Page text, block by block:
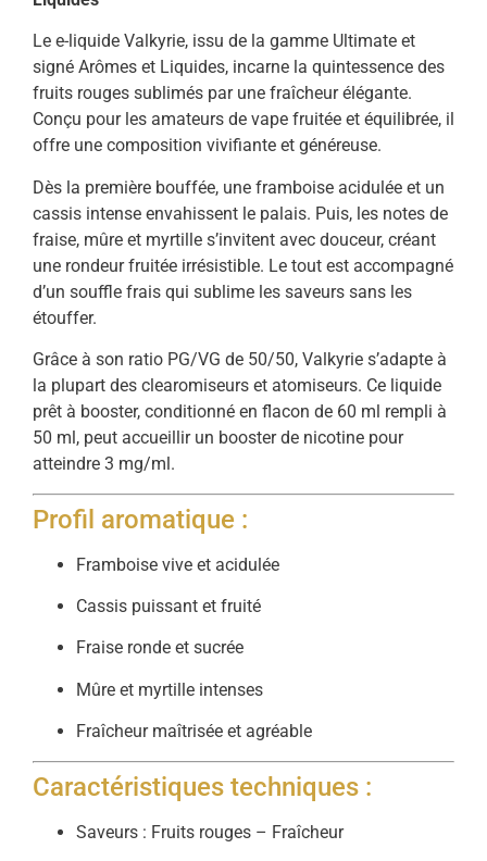
Le e-liquide Valkyrie, issu de la gamme Ultimate et
signé Arômes et Liquides, incarne la quintessence des
fruits rouges sublimés par une fraîcheur élégante.
Conçu pour les amateurs de vape fruitée et équilibrée, il
offre une composition vivifiante et généreuse.
Dès la première bouffée, une framboise acidulée et un
cassis intense envahissent le palais. Puis, les notes de
fraise, mûre et myrtille s’invitent avec douceur, créant
une rondeur fruitée irrésistible. Le tout est accompagné
d’un souffle frais qui sublime les saveurs sans les
étouffer.
Grâce à son ratio PG/VG de 50/50, Valkyrie s’adapte à
la plupart des clearomiseurs et atomiseurs. Ce liquide
prêt à booster, conditionné en flacon de 60 ml rempli à
50 ml, peut accueillir un booster de nicotine pour
atteindre 3 mg/ml.
Profil aromatique :
Framboise vive et acidulée
Cassis puissant et fruité
Fraise ronde et sucrée
Mûre et myrtille intenses
Fraîcheur maîtrisée et agréable
Caractéristiques techniques :
Saveurs : Fruits rouges – Fraîcheur